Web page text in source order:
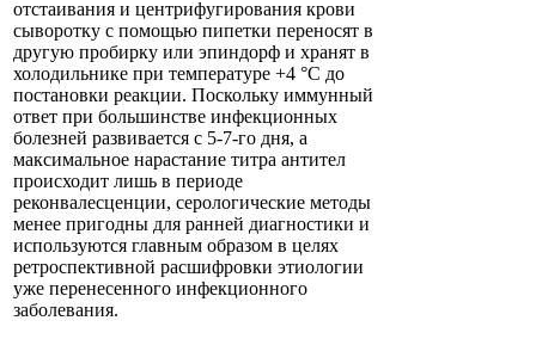
отстаивания и центрифугирования крови
сыворотку с помощью пипетки переносят в
другую пробирку или эпиндорф и хранят в
холодильнике при температуре +4 °С до
постановки реакции. Поскольку иммунный
ответ при большинстве инфекционных
болезней развивается с 5-7-го дня, а
максимальное нарастание титра антител
происходит лишь в периоде
реконвалесценции, серологические методы
менее пригодны для ранней диагностики и
используются главным образом в целях
ретроспективной расшифровки этиологии
уже перенесенного инфекционного
заболевания.